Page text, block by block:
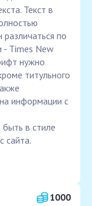
Текст в
по
- Times New
нужно
титульного
информации с
в стиле
сайта.
1000